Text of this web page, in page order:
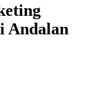
Andalan